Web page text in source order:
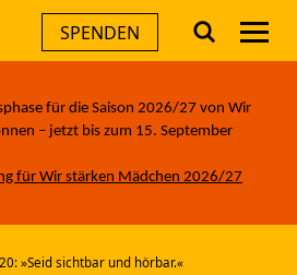
SPENDEN
für die Saison 2026/27 von Wir
– jetzt bis zum 15. September
für Wir stärken Mädchen 2026/27
»Seid sichtbar und hörbar.«